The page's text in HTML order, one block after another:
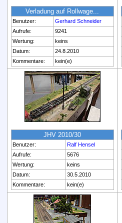
Verladung auf Rollwage...
Benutzer:
Gerhard Schneider
Aufrufe:
9241
Wertung:
keins
Datum:
24.8.2010
Kommentare:
kein(e)
JHV 2010/30
Benutzer:
Ralf Hensel
Aufrufe:
5676
Wertung:
keins
Datum:
30.5.2010
Kommentare:
kein(e)